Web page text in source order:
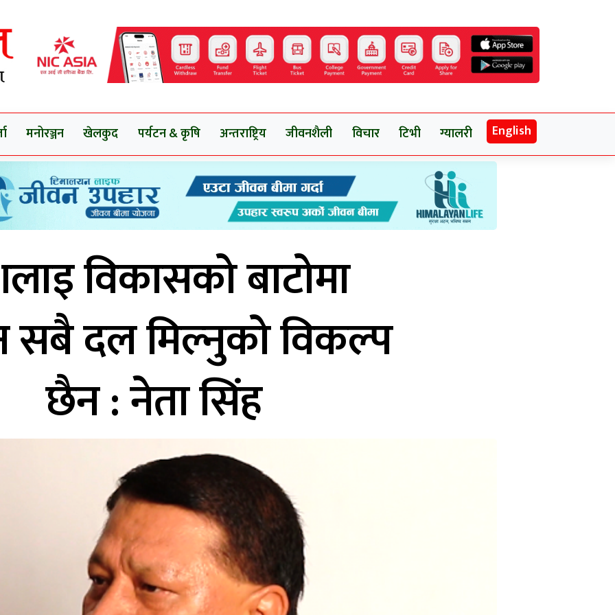
मनोरञ्जन खेलकुद पर्यटन & कृषि अन्तराष्ट्रिय जीवनशैली विचार टिभी ग्यालरी English
विकासको बाटोमा
सबै दल मिल्नुको विकल्प
छैन : नेता सिंह